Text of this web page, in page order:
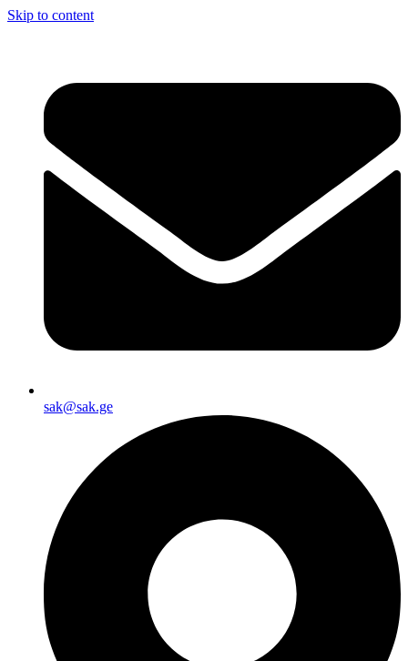
Skip to content
sak@sak.ge